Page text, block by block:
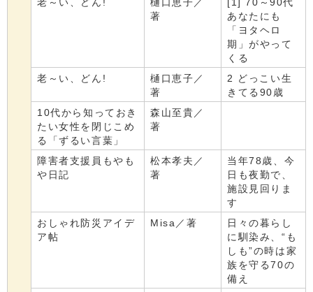
老～い、どん!
樋口恵子／
著
[1] 70～90代
あなたにも
「ヨタヘロ
期」がやって
くる
老～い、どん!
樋口恵子／
著
2 どっこい生
きてる90歳
10代から知っておき
たい女性を閉じこめ
る「ずるい言葉」
森山至貴／
著
障害者支援員もやも
や日記
松本孝夫／
著
当年78歳、今
日も夜勤で、
施設見回りま
す
おしゃれ防災アイデ
ア帖
Misa／著
日々の暮らし
に馴染み、“も
しも”の時は家
族を守る70の
備え